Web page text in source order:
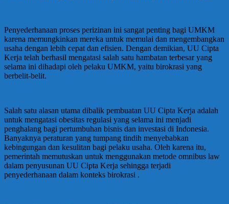
Penyederhanaan proses perizinan ini sangat penting bagi UMKM
karena memungkinkan mereka untuk memulai dan mengembangkan
usaha dengan lebih cepat dan efisien. Dengan demikian, UU Cipta
Kerja telah berhasil mengatasi salah satu hambatan terbesar yang
selama ini dihadapi oleh pelaku UMKM, yaitu birokrasi yang
berbelit-belit.
Salah satu alasan utama dibalik pembuatan UU Cipta Kerja adalah
untuk mengatasi obesitas regulasi yang selama ini menjadi
penghalang bagi pertumbuhan bisnis dan investasi di Indonesia.
Banyaknya peraturan yang tumpang tindih menyebabkan
kebingungan dan kesulitan bagi pelaku usaha. Oleh karena itu,
pemerintah memutuskan untuk menggunakan metode omnibus law
dalam penyusunan UU Cipta Kerja sehingga terjadi
penyederhanaan dalam konteks birokrasi .